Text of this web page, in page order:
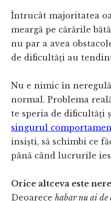
Întrucât majoritatea
meargă pe cărările
nu par a avea
de dificultăți au
Nu e nimic în
normal. Problema
te speria de dificultăți
singurul
insiști, să schimbi ce
până când lucrurile
Orice altceva este
Deoarecehabar nu ai de